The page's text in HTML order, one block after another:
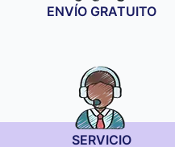
ENVÍO GRATUITO
SERVICIO